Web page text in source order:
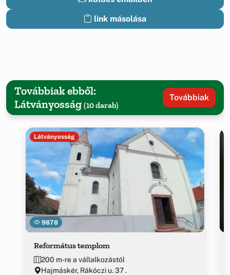
link másolása
Továbbiak ebből:
Látványosság (10 darab)
Továbbiak
9878
Látványosság
Református templom
200 m-re a vállalkozástól
Hajmáskér, Rákóczi u. 37 .